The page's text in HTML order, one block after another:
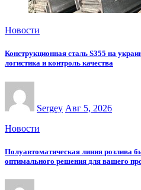
Новости
Конструкционная сталь S355 на
логистика и контроль качества
Sergey Авг 5, 2026
Новости
Полуавтоматическая линия розлива
оптимального решения для вашего